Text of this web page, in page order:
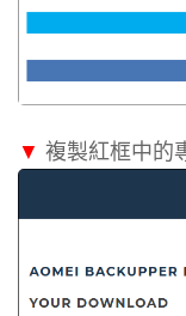
▼ 複製紅框中的